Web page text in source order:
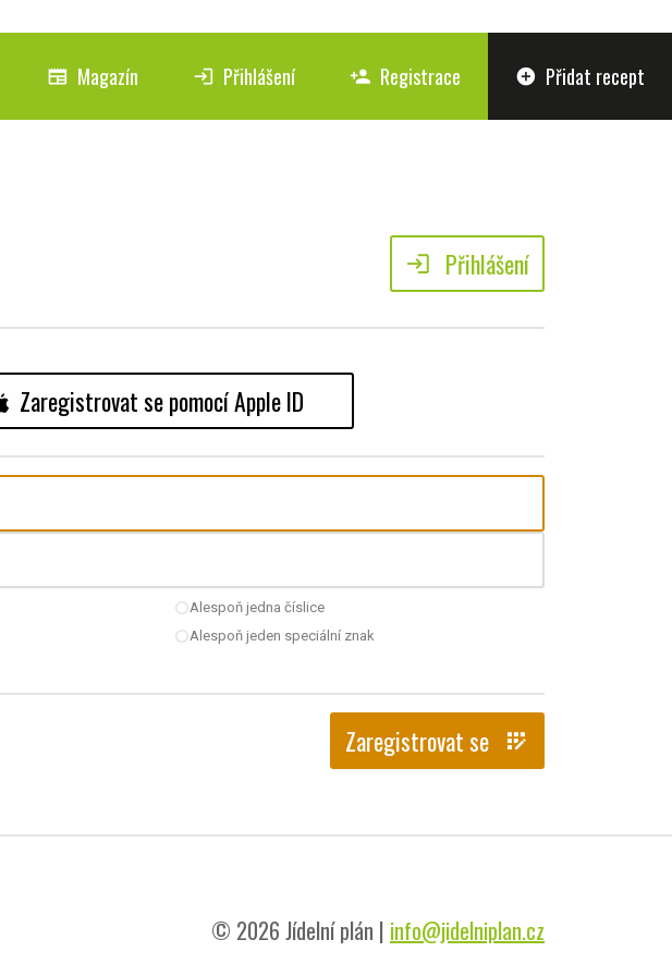
newspaper Magazín login Přihlášení person_add Registrace add_circle Přidat recept
login Přihlášení
Zaregistrovat se pomocí Apple ID
radio_button_uncheckedAlespoň jedna číslice
radio_button_uncheckedAlespoň jeden speciální znak
Zaregistrovat se app_registration
© 2026 Jídelní plán | info@jidelniplan.cz